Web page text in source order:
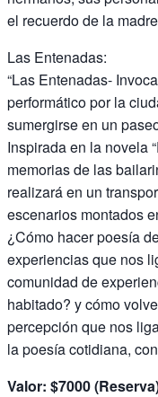
el recuerdo de la
Las Entenadas:
“Las Entenadas-
performático por la
sumergirse en un
Inspirada en la novela
memorias de las
realizará en un
escenarios montados
¿Cómo hacer poesía
experiencias que nos
comunidad de
habitado? y cómo
percepción que nos
la poesía cotidiana,
Valor: $7000